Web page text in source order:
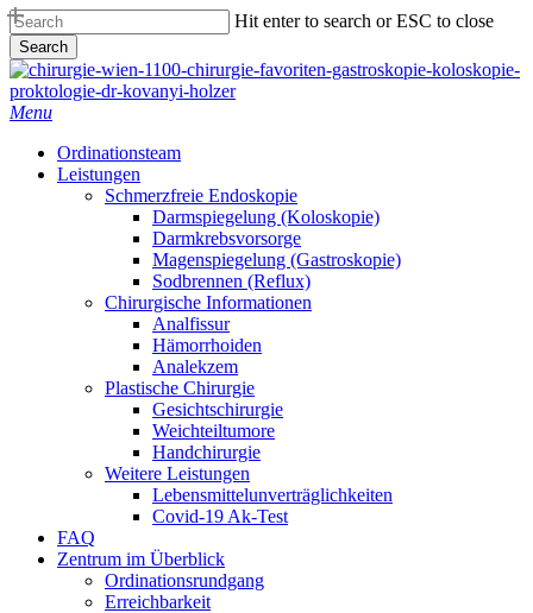
Skip
to
main
content
Hit enter to search or ESC to close
Search
Close
Search
Menu
Ordinationsteam
Leistungen
Schmerzfreie Endoskopie
Darmspiegelung (Koloskopie)
Darmkrebsvorsorge
Magenspiegelung (Gastroskopie)
Sodbrennen (Reflux)
Chirurgische Informationen
Analfissur
Hämorrhoiden
Analekzem
Plastische Chirurgie
Gesichtschirurgie
Weichteiltumore
Handchirurgie
Weitere Leistungen
Lebensmittelunverträglichkeiten
Covid-19 Ak-Test
FAQ
Zentrum im Überblick
Ordinationsrundgang
Erreichbarkeit